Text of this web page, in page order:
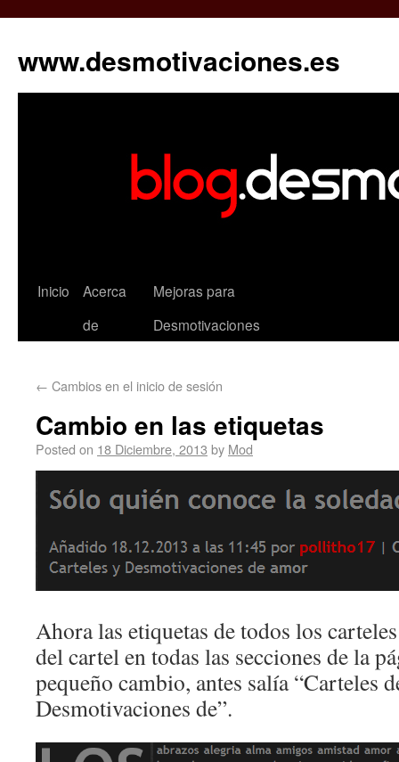
www.desmotivaciones.es
Inicio
Acerca
de
Mejoras para
Desmotivaciones
← Cambios en el inicio de sesión
Cambio en las etiquetas
Posted on 18 Diciembre, 2013 by Mod
Ahora las etiquetas de todos los
del cartel en todas las secciones de la
pequeño cambio, antes salía “Carteles
Desmotivaciones de”.